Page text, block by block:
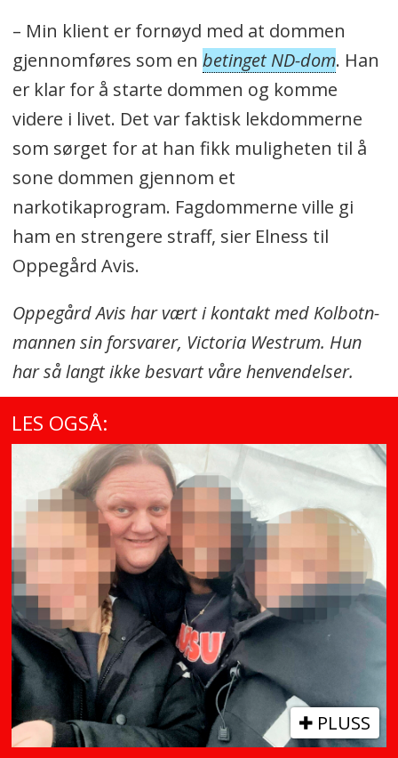
– Min klient er fornøyd med at dommen
gjennomføres som en betinget ND-dom. Han
er klar for å starte dommen og komme
videre i livet. Det var faktisk lekdommerne
som sørget for at han fikk muligheten til å
sone dommen gjennom et
narkotikaprogram. Fagdommerne ville gi
ham en strengere straff, sier Elness til
Oppegård Avis.
Oppegård Avis har vært i kontakt med Kolbotn-
mannen sin forsvarer, Victoria Westrum. Hun
har så langt ikke besvart våre henvendelser.
LES OGSÅ:
PLUSS